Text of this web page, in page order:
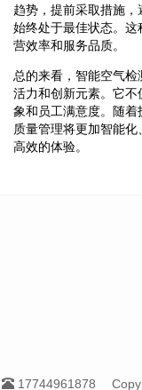
趋势，提前采取措施
始终处于最佳状态。
营效率和服务品质。
总的来看，智能空气
活力和创新元素。它
象和员工满意度。随
质量管理将更加智能
高效的体验。
17744961878